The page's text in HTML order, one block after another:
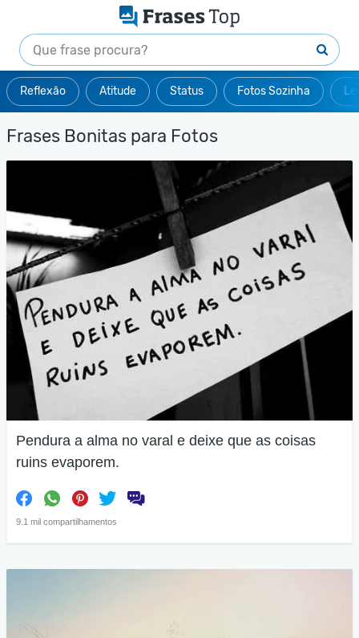
Reflexão Atitude Status Fotos Sozinha
Frases Bonitas para Fotos
Pendura a alma no varal e deixe que as coisas
ruins evaporem.
9.1 mil compartilhamentos